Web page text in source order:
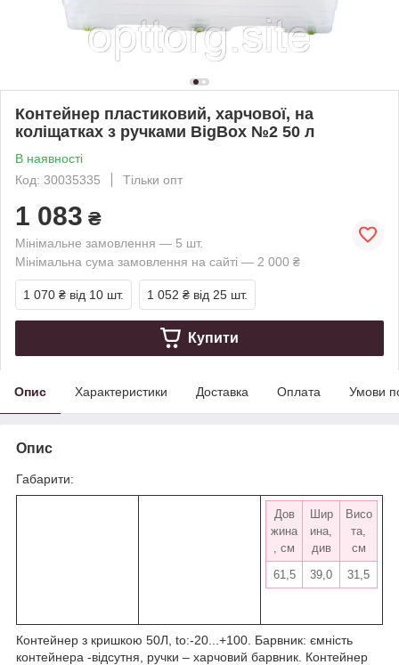
Контейнер пластиковий, харчової, на
коліщатках з ручками BigBox №2 50 л
В наявності
Код: 30035335
Тільки опт
1 083 ₴
Мінімальне замовлення — 5 шт.
Мінімальна сума замовлення на сайті — 2 000 ₴
1 070 ₴ від 10 шт. 1 052 ₴ від 25 шт.
Купити
Опис Характеристики Доставка Оплата Умови
Опис
Габарити:
Дов
жина
, см
Шир
ина,
див
Висо
та,
см
61,5
39,0 31,5
Контейнер з кришкою 50Л, to:-20...+100. Барвник: ємність
контейнера -відсутня, ручки – харчовий барвник. Контейнер